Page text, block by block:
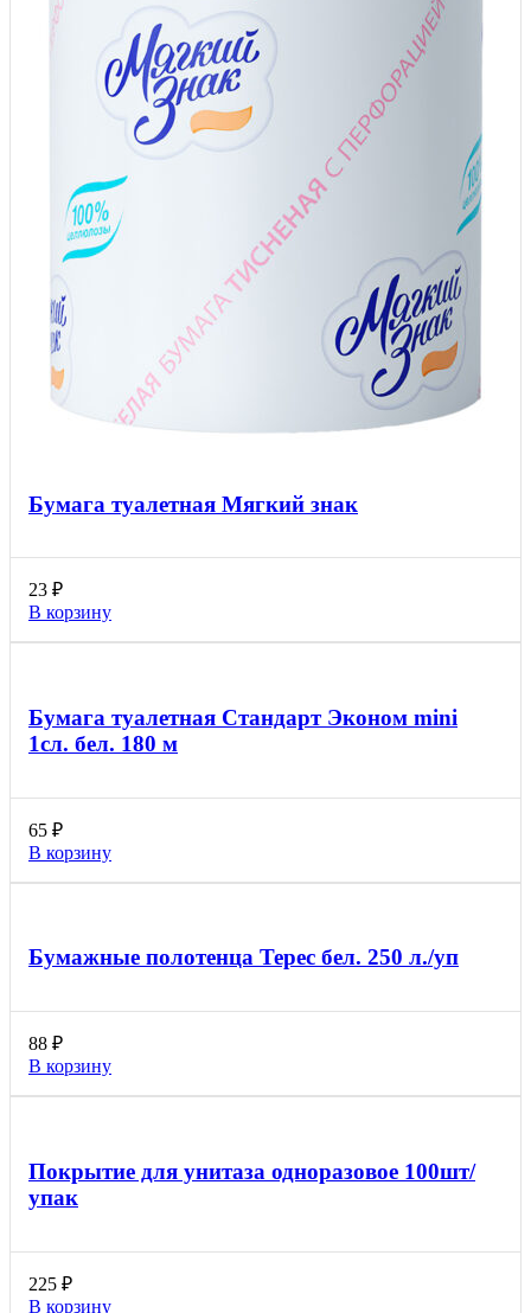
Бумага туалетная Мягкий знак
23 ₽
В корзину
Бумага туалетная Стандарт Эконом mini
1сл. бел. 180 м
65 ₽
В корзину
Бумажные полотенца Терес бел. 250 л./уп
88 ₽
В корзину
Покрытие для унитаза одноразовое 100шт/
упак
225 ₽
В корзину